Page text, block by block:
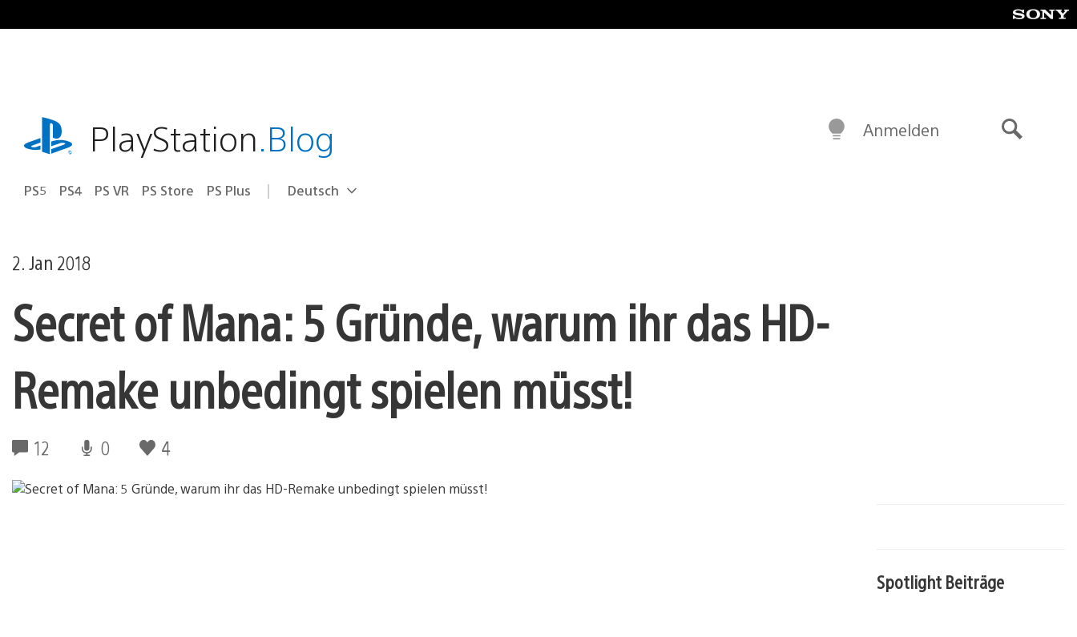
Inhalt
playstation.comPlayStation.Blog
PS5 PS4 PS VR PS Store PS Plus Select
Aktuelle
Deutsch
Anmelden
2. Jan 2018
Secret of Mana: 5 Gründe, warum ihr das HD-
Remake unbedingt spielen müsst!
12 0 4
Spotlight Beiträge